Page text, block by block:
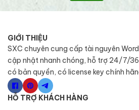
GIỚI THIỆU
SXC chuyên cung cấp tài nguyên
cập nhật nhanh chóng, hỗ trợ 24/7/
có bản quyền, có license key chính
HỖ TRỢ KHÁCH HÀNG